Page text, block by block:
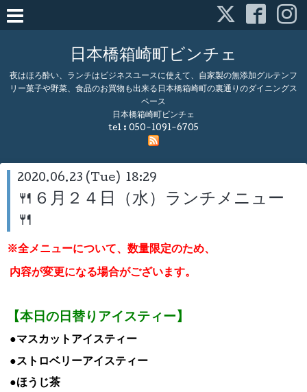
日本橋箱崎町ビンチェ
夜はほろ酔い、ランチはビジネスユースに使えて、自家製の無添加グルテンフ
リー菓子や野菜、食品のお買物も出来る日本橋箱崎町の裏通りのダイニングス
ペース
日本橋箱崎町ビンチェ
tel : 050-1091-6705
2020.06.23 (Tue) 18:29
🍴６月２４日（水）ランチメニュー
🍴
※全メニューについて、数量限定のため、
内容が変更になる場合がございます。
【本日の日替りアイスティー】
●マスカットアイスティー
●ストロベリーアイスティー
●ほうじ茶